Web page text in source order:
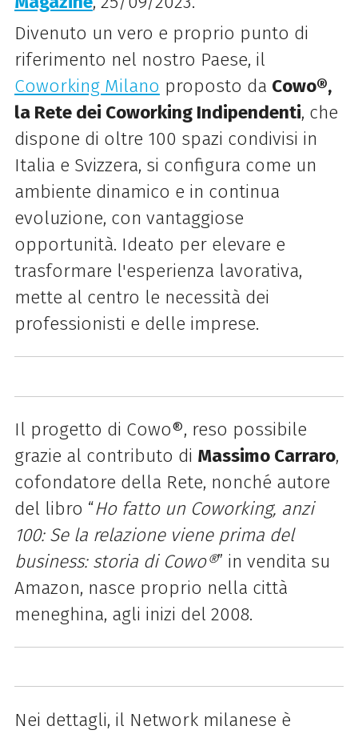
Divenuto un vero e proprio punto di
riferimento nel nostro Paese, il
Coworking Milano proposto da Cowo®,
la Rete dei Coworking Indipendenti, che
dispone di oltre 100 spazi condivisi in
Italia e Svizzera, si configura come un
ambiente dinamico e in continua
evoluzione, con vantaggiose
opportunità. Ideato per elevare e
trasformare l'esperienza lavorativa,
mette al centro le necessità dei
professionisti e delle imprese.
Il progetto di Cowo®, reso possibile
grazie al contributo di Massimo Carraro,
cofondatore della Rete, nonché autore
del libro “Ho fatto un Coworking, anzi
100: Se la relazione viene prima del
business: storia di Cowo®” in vendita su
Amazon, nasce proprio nella città
meneghina, agli inizi del 2008.
Nei dettagli, il Network milanese è